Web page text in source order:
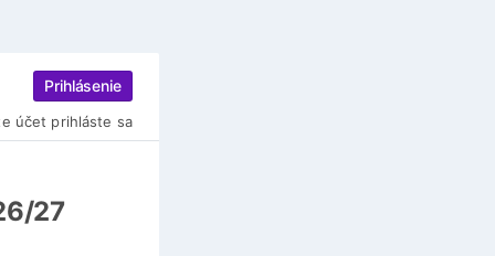
Prihlásenie
účet prihláste sa
27